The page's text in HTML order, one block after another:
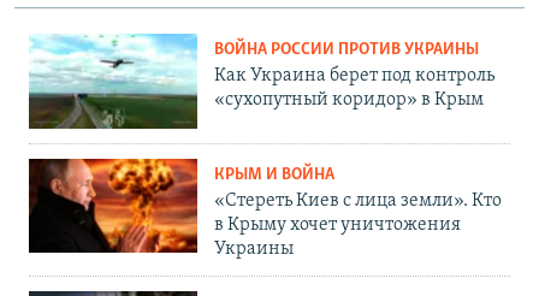
ВОЙНА РОССИИ ПРОТИВ УКРАИНЫ
Как Украина берет под контроль
«сухопутный коридор» в Крым
КРЫМ И ВОЙНА
«Стереть Киев с лица земли». Кто
в Крыму хочет уничтожения
Украины